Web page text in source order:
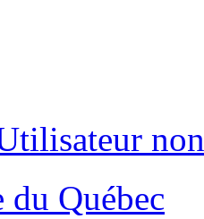
Québec